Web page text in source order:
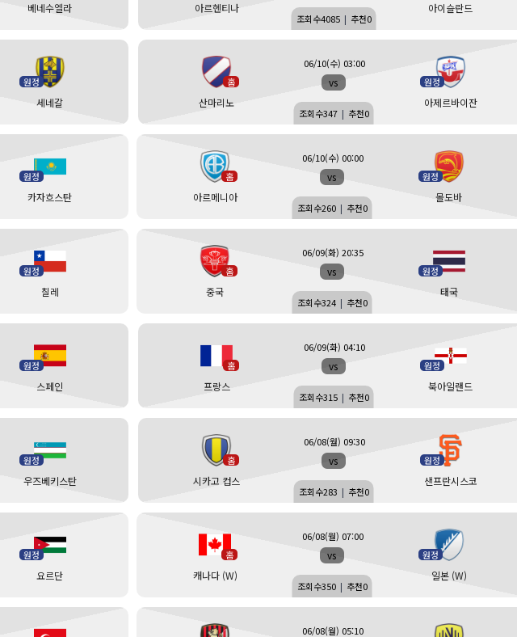
베네수엘라 아르헨티나 아이슬란드
조회수4085 | 추천0
원정
세네갈
홈
산마리노
vs 원정
아제르바이잔
06/10(수) 03:00
조회수347 | 추천0
원정
카자흐스탄
홈
아르메니아
vs 원정
몰도바
06/10(수) 00:00
조회수260 | 추천0
원정
칠레
홈
중국
vs 원정
태국
06/09(화) 20:35
조회수324 | 추천0
원정
스페인
홈
프랑스
vs 원정
북아일랜드
06/09(화) 04:10
조회수315 | 추천0
원정
우즈베키스탄
홈
시카고 컵스
vs 원정
샌프란시스코
06/08(월) 09:30
조회수283 | 추천0
원정
요르단
홈
캐나다 (W)
vs 원정
일본 (W)
06/08(월) 07:00
조회수350 | 추천0
06/08(월) 05:10